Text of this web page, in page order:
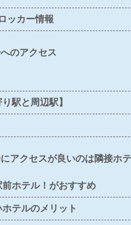
〇 〇
〇
△ 〇
〇
ッカー情報
のアクセス
駅と周辺駅】
アクセスが良いのは隣接ホ
ホテル！がおすすめ
テルのメリット